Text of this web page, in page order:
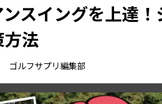
ンスイングを上達
方法
ゴルフサプリ編集部